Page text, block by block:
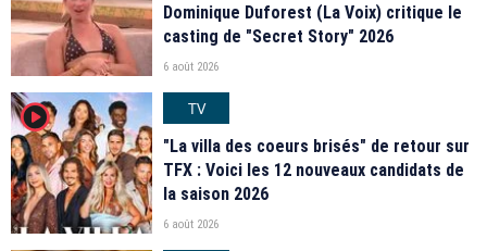
Dominique Duforest (La Voix) critique le
casting de "Secret Story" 2026
6 août 2026
player2
TV
"La villa des coeurs brisés" de retour sur
TFX : Voici les 12 nouveaux candidats de
la saison 2026
6 août 2026